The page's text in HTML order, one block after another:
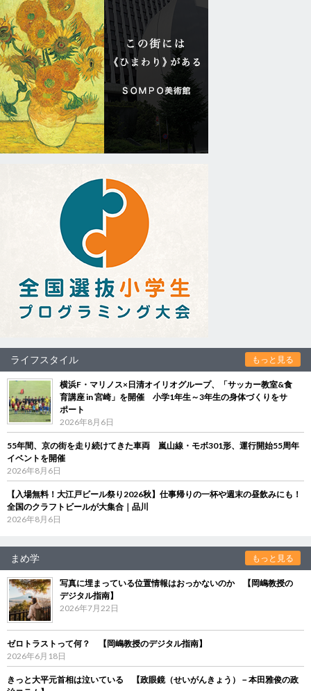
ライフスタイル もっと見る
横浜F・マリノス×日清オイリオグループ、「サッカー教室&食
育講座 in 宮崎」を開催 小学1年生～3年生の身体づくりをサ
ポート
2026年8月6日
55年間、京の街を走り続けてきた車両 嵐山線・モボ301形、運行開始55周年
イベントを開催
2026年8月6日
【入場無料！大江戸ビール祭り2026秋】仕事帰りの一杯や週末の昼飲みにも！
全国のクラフトビールが大集合｜品川
2026年8月6日
まめ学 もっと見る
写真に埋まっている位置情報はおっかないのか 【岡嶋教授の
デジタル指南】
2026年7月22日
ゼロトラストって何？ 【岡嶋教授のデジタル指南】
2026年6月18日
きっと大平元首相は泣いている 【政眼鏡（せいがんきょう）－本田雅俊の政